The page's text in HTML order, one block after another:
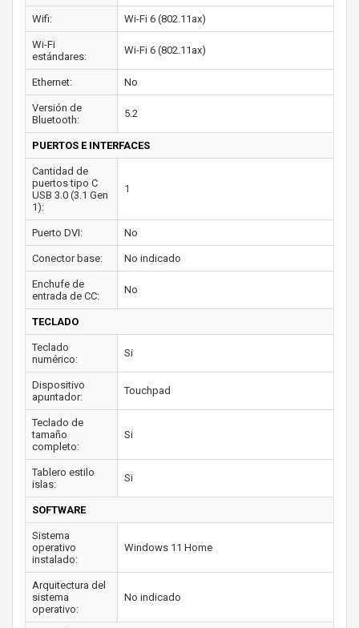
Wifi: Wi-Fi 6 (802.11ax)
Wi-Fi
estándares:
Wi-Fi 6 (802.11ax)
Ethernet: No
Versión de
Bluetooth:
5.2
PUERTOS E INTERFACES
Cantidad de
puertos tipo C
USB 3.0 (3.1 Gen
1):
1
Puerto DVI: No
Conector base: No indicado
Enchufe de
entrada de CC:
No
TECLADO
Teclado
numérico:
Si
Dispositivo
apuntador:
Touchpad
Teclado de
tamaño
completo:
Si
Tablero estilo
islas:
Si
SOFTWARE
Sistema
operativo
instalado:
Windows 11 Home
Arquitectura del
sistema
operativo:
No indicado